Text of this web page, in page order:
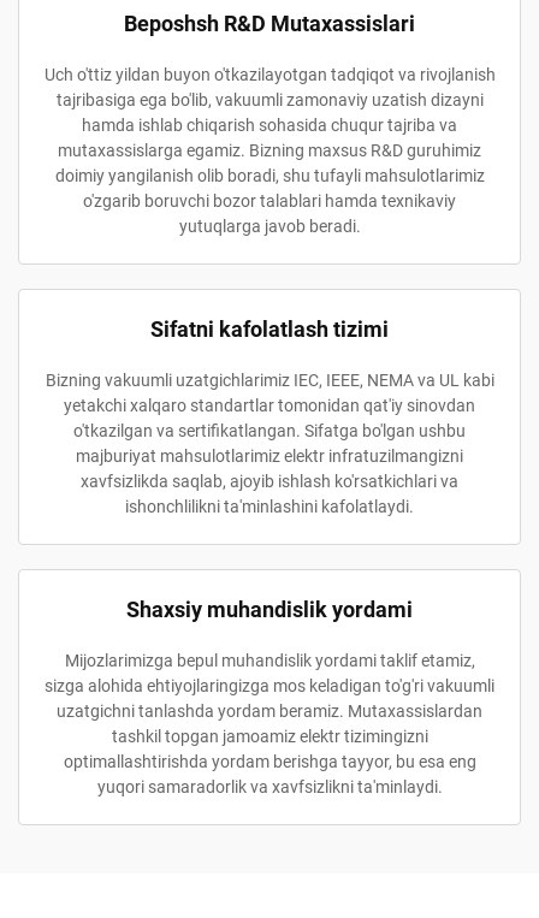
Beposhsh R&D Mutaxassislari
Uch o'ttiz yildan buyon o'tkazilayotgan tadqiqot va rivojlanish
tajribasiga ega bo'lib, vakuumli zamonaviy uzatish dizayni
hamda ishlab chiqarish sohasida chuqur tajriba va
mutaxassislarga egamiz. Bizning maxsus R&D guruhimiz
doimiy yangilanish olib boradi, shu tufayli mahsulotlarimiz
o'zgarib boruvchi bozor talablari hamda texnikaviy
yutuqlarga javob beradi.
Sifatni kafolatlash tizimi
Bizning vakuumli uzatgichlarimiz IEC, IEEE, NEMA va UL kabi
yetakchi xalqaro standartlar tomonidan qat'iy sinovdan
o'tkazilgan va sertifikatlangan. Sifatga bo'lgan ushbu
majburiyat mahsulotlarimiz elektr infratuzilmangizni
xavfsizlikda saqlab, ajoyib ishlash ko'rsatkichlari va
ishonchlilikni ta'minlashini kafolatlaydi.
Shaxsiy muhandislik yordami
Mijozlarimizga bepul muhandislik yordami taklif etamiz,
sizga alohida ehtiyojlaringizga mos keladigan to'g'ri vakuumli
uzatgichni tanlashda yordam beramiz. Mutaxassislardan
tashkil topgan jamoamiz elektr tizimingizni
optimallashtirishda yordam berishga tayyor, bu esa eng
yuqori samaradorlik va xavfsizlikni ta'minlaydi.